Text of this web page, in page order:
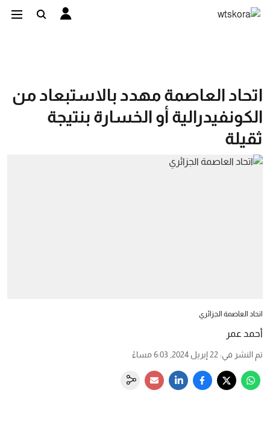
اتحاد العاصمة مهدد بالاستبعاد من
الكونفيدرالية أو الخسارة بنتيجة
ثقيلة
اتحاد العاصمة الجزائري
أحمد عمر
تم النشر في: 22 إبريل 2024, 6:03 مساءً